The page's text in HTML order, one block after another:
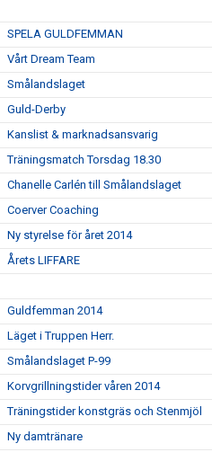
SPELA GULDFEMMAN
Vårt Dream Team
Smålandslaget
Guld-Derby
Kanslist & marknadsansvarig
Träningsmatch Torsdag 18.30
Chanelle Carlén till Smålandslaget
Coerver Coaching
Ny styrelse för året 2014
Årets LIFFARE
Guldfemman 2014
Läget i Truppen Herr.
Smålandslaget P-99
Korvgrillningstider våren 2014
Träningstider konstgräs och Stenmjöl
Ny damtränare